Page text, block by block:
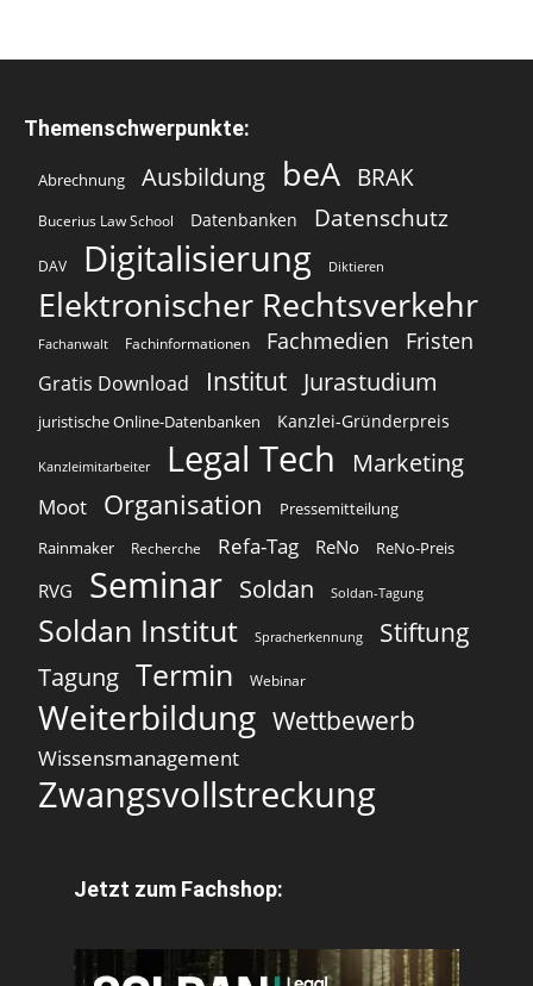
Themenschwerpunkte:
Abrechnung Ausbildung beA BRAK
Bucerius Law School Datenbanken Datenschutz
DAV Digitalisierung Diktieren
Elektronischer Rechtsverkehr
Fachanwalt Fachinformationen Fachmedien Fristen
Gratis Download Institut Jurastudium
juristische Online-Datenbanken Kanzlei-Gründerpreis
Kanzleimitarbeiter Legal Tech Marketing
Moot Organisation
Pressemitteilung
Rainmaker
Recherche Refa-Tag ReNo ReNo-Preis
RVG Seminar Soldan Soldan-Tagung
Soldan Institut Spracherkennung Stiftung
Tagung Termin Webinar
Weiterbildung Wettbewerb
Wissensmanagement
Zwangsvollstreckung
Jetzt zum Fachshop: